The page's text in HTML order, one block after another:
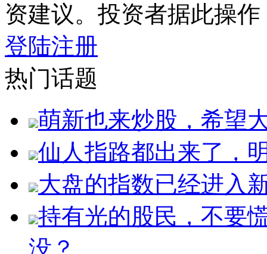
资建议。投资者据此操
登陆注册
热门话题
萌新也来炒股，希望
仙人指路都出来了，
大盘的指数已经进入
持有光的股民，不要
没？